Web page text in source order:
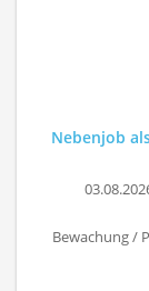
Nebenjob
Bewachung /